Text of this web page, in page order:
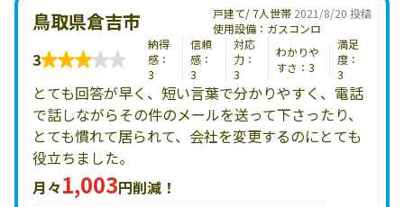
2021/8/20 投稿
鳥取県倉吉市
戸建て/ 7人世帯
使用設備：ガスコンロ
3
納得
感：
3
信頼
感：
3
対応
力：
3
わかりや
すさ：3
満足
度：
3
とても回答が早く、短い言葉で分かりやすく、電話
で話しながらその件のメールを送って下さったり、
とても慣れて居られて、会社を変更するのにとても
役立ちました。
月々1,003円削減！